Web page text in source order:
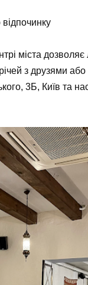
міста
з друзями
3Б, Київ та